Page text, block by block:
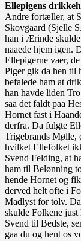
Ellepigens
Andre fortæller, at
Skovgaard (Sjelle
han i Ærinde
naaede hjem igen.
Ellepigerne vaer,
Piger gik da hen til
befalede ham at
han havde liden
saa det faldt paa
Hornet fast i
derfra. Da fulgte
Trigebrands Mølle,
hvilket Ellefolket
Svend Felding, at
ham til Belønning
hende Hornet og
derved helt ofte i
Madlyst for tolv.
skulde Folkene just
Svend til Bedste,
gaa du og hent os